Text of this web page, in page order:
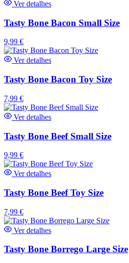
Ver detalhes
Tasty Bone Bacon Small Size
9,99 €
Ver detalhes
Tasty Bone Bacon Toy Size
7,99 €
Ver detalhes
Tasty Bone Beef Small Size
9,99 €
Ver detalhes
Tasty Bone Beef Toy Size
7,99 €
Ver detalhes
Tasty Bone Borrego Large Size